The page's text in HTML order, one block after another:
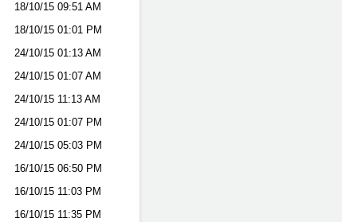
18/10/15 09:51 AM
18/10/15 01:01 PM
24/10/15 01:13 AM
24/10/15 01:07 AM
24/10/15 11:13 AM
24/10/15 01:07 PM
24/10/15 05:03 PM
16/10/15 06:50 PM
16/10/15 11:03 PM
16/10/15 11:35 PM